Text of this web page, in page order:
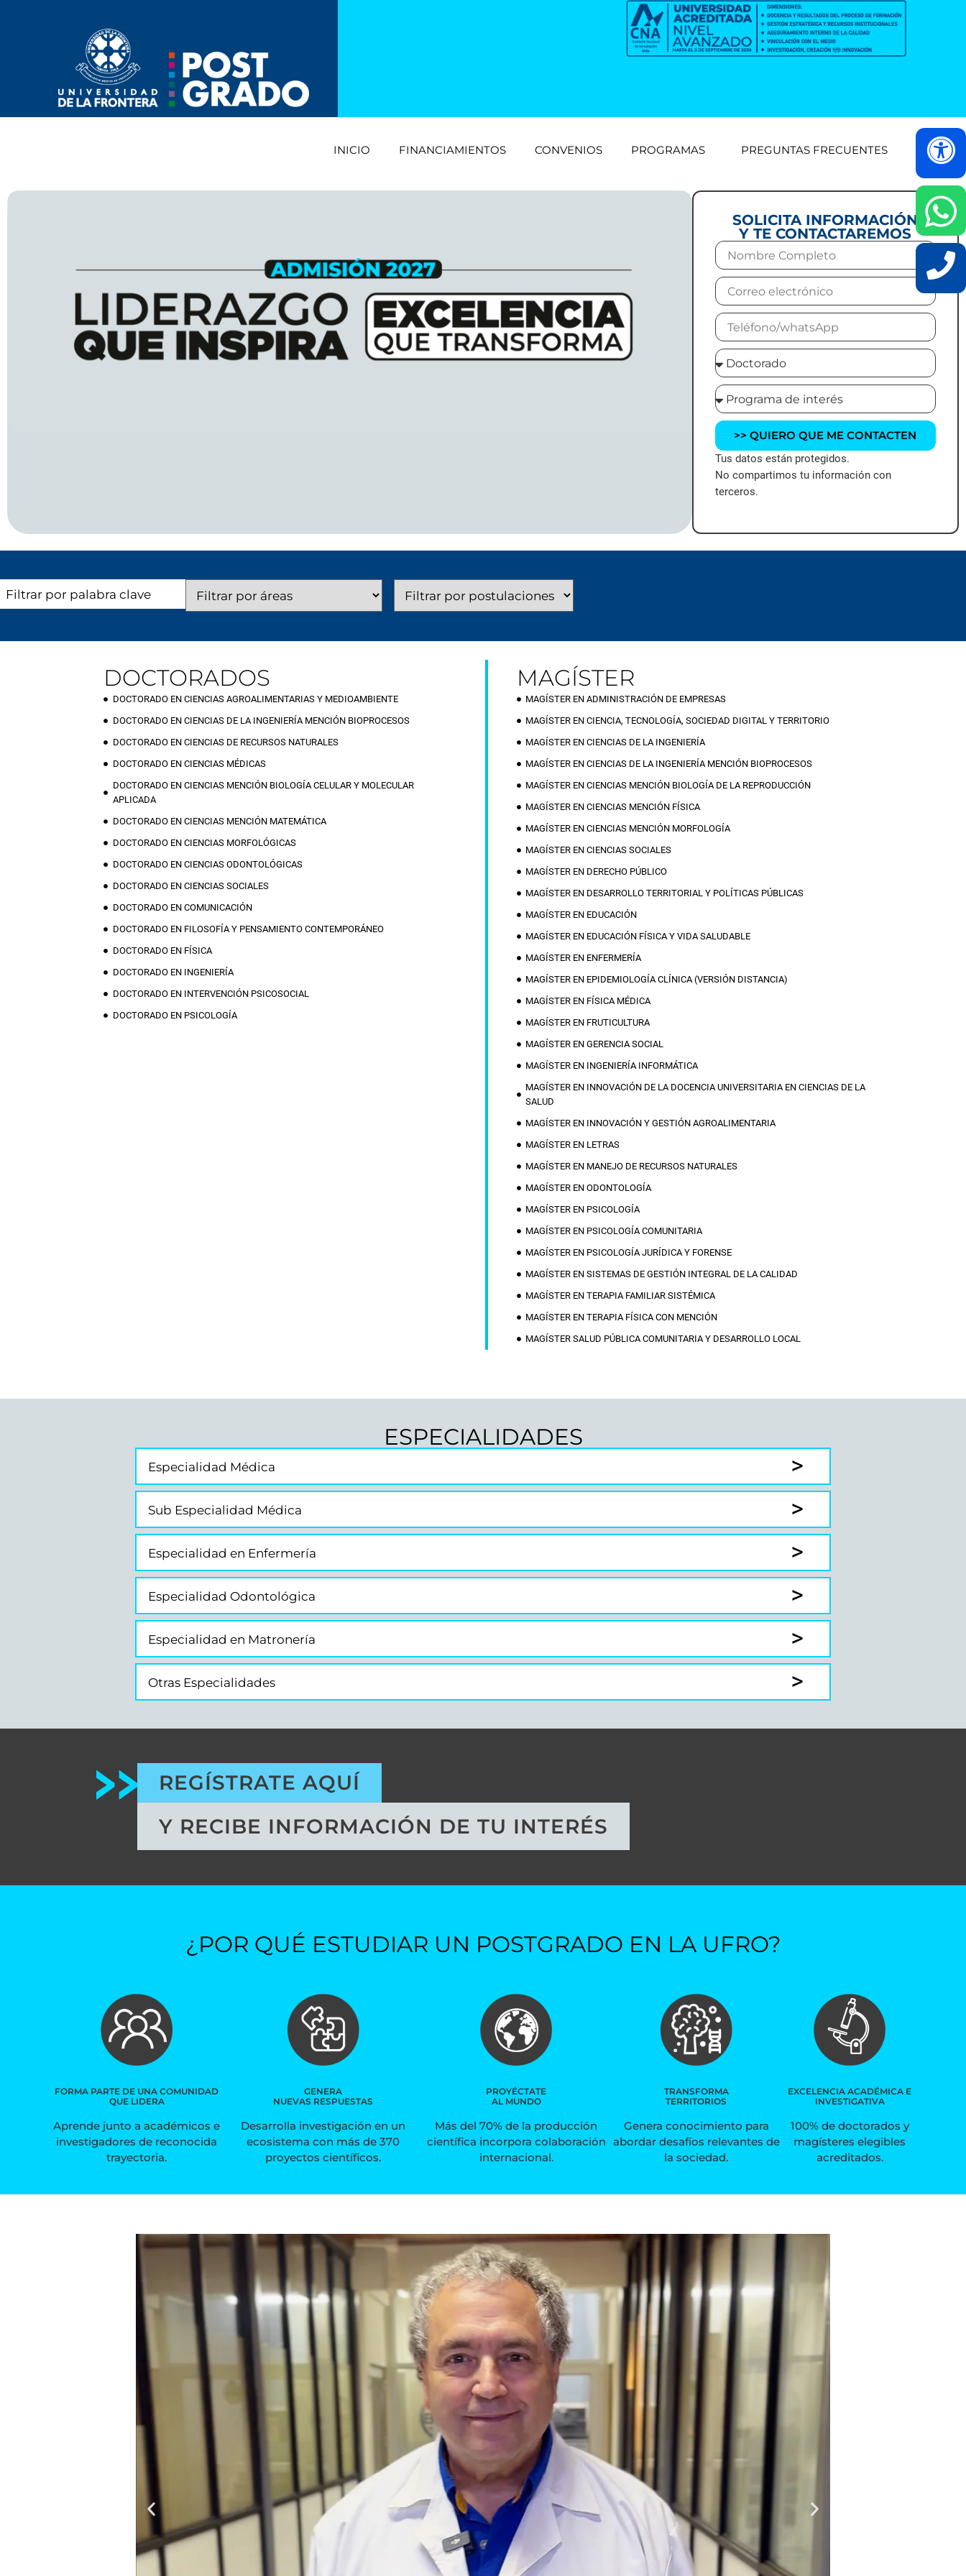
INICIO FINANCIAMIENTOS CONVENIOS PROGRAMAS PREGUNTAS FRECUENTES
SOLICITA INFORMACIÓN
Y TE CONTACTAREMOS
>> QUIERO QUE ME CONTACTEN
Tus datos están protegidos.
No compartimos tu información con
terceros.
DOCTORADOS
DOCTORADO EN CIENCIAS AGROALIMENTARIAS Y MEDIOAMBIENTE
DOCTORADO EN CIENCIAS DE LA INGENIERÍA MENCIÓN BIOPROCESOS
DOCTORADO EN CIENCIAS DE RECURSOS NATURALES
DOCTORADO EN CIENCIAS MÉDICAS
DOCTORADO EN CIENCIAS MENCIÓN BIOLOGÍA CELULAR Y MOLECULAR
APLICADA
DOCTORADO EN CIENCIAS MENCIÓN MATEMÁTICA
DOCTORADO EN CIENCIAS MORFOLÓGICAS
DOCTORADO EN CIENCIAS ODONTOLÓGICAS
DOCTORADO EN CIENCIAS SOCIALES
DOCTORADO EN COMUNICACIÓN
DOCTORADO EN FILOSOFÍA Y PENSAMIENTO CONTEMPORÁNEO
DOCTORADO EN FÍSICA
DOCTORADO EN INGENIERÍA
DOCTORADO EN INTERVENCIÓN PSICOSOCIAL
DOCTORADO EN PSICOLOGÍA
MAGÍSTER
MAGÍSTER EN ADMINISTRACIÓN DE EMPRESAS
MAGÍSTER EN CIENCIA, TECNOLOGÍA, SOCIEDAD DIGITAL Y TERRITORIO
MAGÍSTER EN CIENCIAS DE LA INGENIERÍA
MAGÍSTER EN CIENCIAS DE LA INGENIERÍA MENCIÓN BIOPROCESOS
MAGÍSTER EN CIENCIAS MENCIÓN BIOLOGÍA DE LA REPRODUCCIÓN
MAGÍSTER EN CIENCIAS MENCIÓN FÍSICA
MAGÍSTER EN CIENCIAS MENCIÓN MORFOLOGÍA
MAGÍSTER EN CIENCIAS SOCIALES
MAGÍSTER EN DERECHO PÚBLICO
MAGÍSTER EN DESARROLLO TERRITORIAL Y POLÍTICAS PÚBLICAS
MAGÍSTER EN EDUCACIÓN
MAGÍSTER EN EDUCACIÓN FÍSICA Y VIDA SALUDABLE
MAGÍSTER EN ENFERMERÍA
MAGÍSTER EN EPIDEMIOLOGÍA CLÍNICA (VERSIÓN DISTANCIA)
MAGÍSTER EN FÍSICA MÉDICA
MAGÍSTER EN FRUTICULTURA
MAGÍSTER EN GERENCIA SOCIAL
MAGÍSTER EN INGENIERÍA INFORMÁTICA
MAGÍSTER EN INNOVACIÓN DE LA DOCENCIA UNIVERSITARIA EN CIENCIAS DE LA
SALUD
MAGÍSTER EN INNOVACIÓN Y GESTIÓN AGROALIMENTARIA
MAGÍSTER EN LETRAS
MAGÍSTER EN MANEJO DE RECURSOS NATURALES
MAGÍSTER EN ODONTOLOGÍA
MAGÍSTER EN PSICOLOGÍA
MAGÍSTER EN PSICOLOGÍA COMUNITARIA
MAGÍSTER EN PSICOLOGÍA JURÍDICA Y FORENSE
MAGÍSTER EN SISTEMAS DE GESTIÓN INTEGRAL DE LA CALIDAD
MAGÍSTER EN TERAPIA FAMILIAR SISTÉMICA
MAGÍSTER EN TERAPIA FÍSICA CON MENCIÓN
MAGÍSTER SALUD PÚBLICA COMUNITARIA Y DESARROLLO LOCAL
ESPECIALIDADES
Especialidad Médica
Sub Especialidad Médica
Especialidad en Enfermería
Especialidad Odontológica
Especialidad en Matronería
Otras Especialidades
REGÍSTRATE AQUÍ
Y RECIBE INFORMACIÓN DE TU INTERÉS
¿POR QUÉ ESTUDIAR UN POSTGRADO EN LA UFRO?
FORMA PARTE DE UNA COMUNIDAD
QUE LIDERA
Aprende junto a académicos e
investigadores de reconocida
trayectoria.
GENERA
NUEVAS RESPUESTAS
Desarrolla investigación en un
ecosistema con más de 370
proyectos científicos.
PROYÉCTATE
AL MUNDO
Más del 70% de la producción
científica incorpora colaboración
internacional.
TRANSFORMA
TERRITORIOS
Genera conocimiento para
abordar desafíos relevantes de
la sociedad.
EXCELENCIA ACADÉMICA E
INVESTIGATIVA
100% de doctorados y
magísteres elegibles
acreditados.